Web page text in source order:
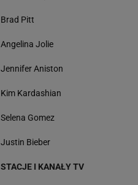
Brad Pitt
Angelina Jolie
Jennifer Aniston
Kim Kardashian
Selena Gomez
Justin Bieber
STACJE I KANAŁY TV